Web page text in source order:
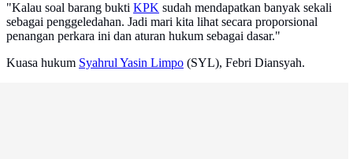
"Kalau soal barang bukti KPK sudah mendapatkan banyak sekali
sebagai penggeledahan. Jadi mari kita lihat secara proporsional
penangan perkara ini dan aturan hukum sebagai dasar."
Kuasa hukum Syahrul Yasin Limpo (SYL), Febri Diansyah.